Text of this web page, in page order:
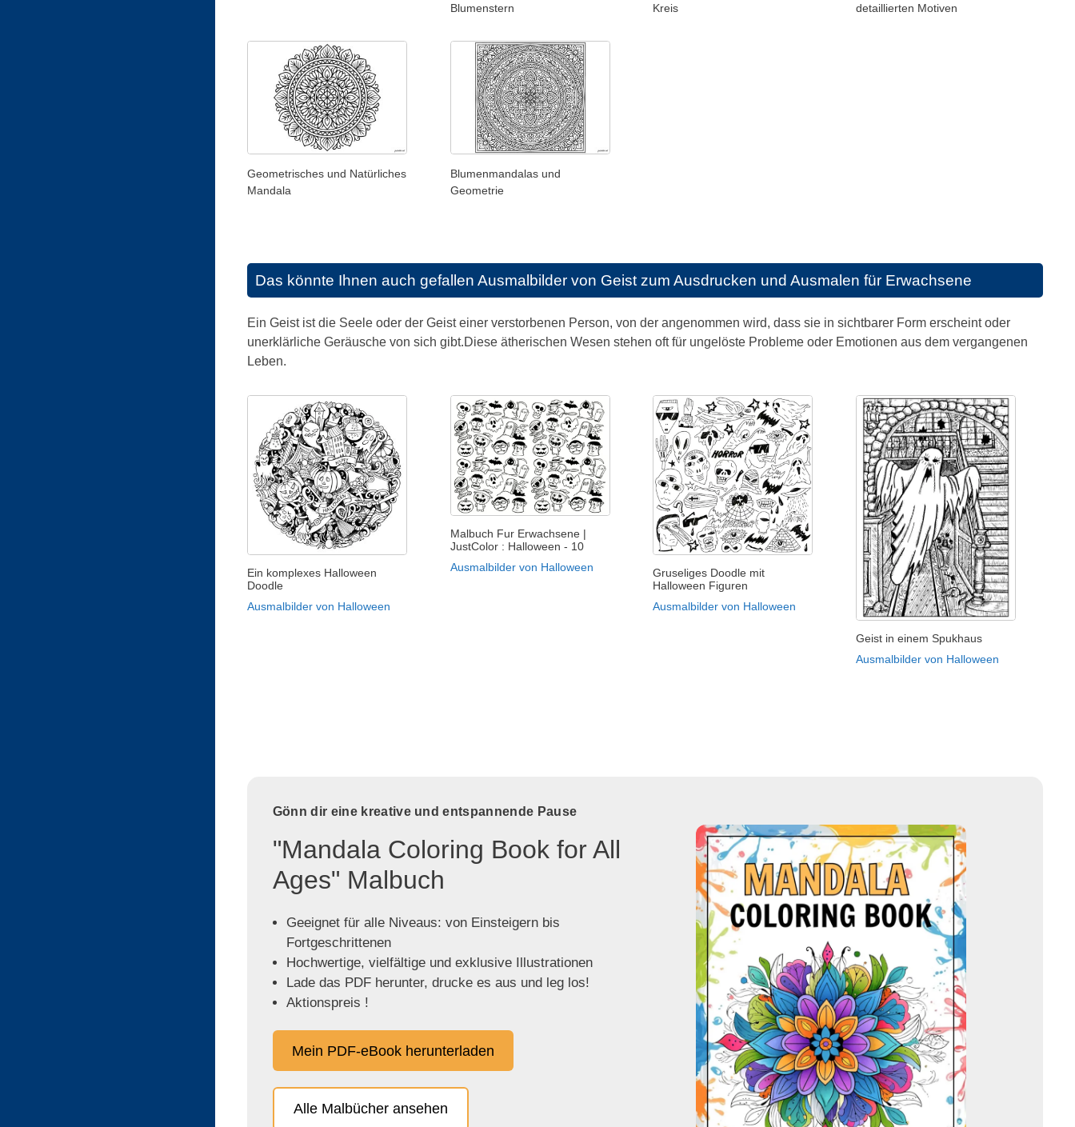
Blumenstern
Kreis
detaillierten Motiven
Geometrisches und Natürliches
Mandala
Blumenmandalas und
Geometrie
Das könnte Ihnen auch gefallen Ausmalbilder von Geist zum Ausdrucken und Ausmalen für Erwachsene
Ein Geist ist die Seele oder der Geist einer verstorbenen Person, von der angenommen wird, dass sie in sichtbarer Form erscheint oder
unerklärliche Geräusche von sich gibt.Diese ätherischen Wesen stehen oft für ungelöste Probleme oder Emotionen aus dem vergangenen
Leben.
Ein komplexes Halloween
Doodle
Ausmalbilder von Halloween
Malbuch Fur Erwachsene |
JustColor : Halloween - 10
Ausmalbilder von Halloween
Gruseliges Doodle mit
Halloween Figuren
Ausmalbilder von Halloween
Geist in einem Spukhaus
Ausmalbilder von Halloween
Gönn dir eine kreative und entspannende Pause
"Mandala Coloring Book for All
Ages" Malbuch
Geeignet für alle Niveaus: von Einsteigern bis
Fortgeschrittenen
Hochwertige, vielfältige und exklusive Illustrationen
Lade das PDF herunter, drucke es aus und leg los!
Aktionspreis !
Mein PDF-eBook herunterladen
Alle Malbücher ansehen